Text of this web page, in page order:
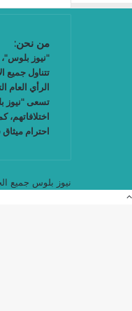
من نحن:
تتناول جميع
الرأي العام
تسعى "نيوز
احترام
نيوز بلوس جميع
زر